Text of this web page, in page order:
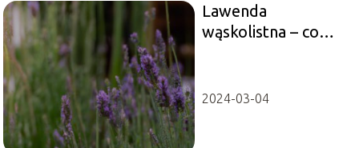
Lawenda
wąskolistna – co
2024-03-04